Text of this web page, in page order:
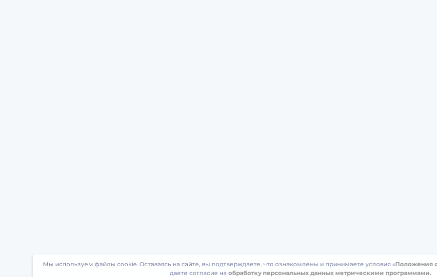
Мы используем файлы cookie. Оставаясь на сайте, вы подтверждаете, что ознакомлены и принимаете условия «Положения
даете согласие на обработку персональных данных метрическими программами.